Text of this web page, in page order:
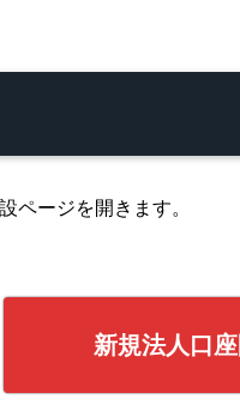
ページを開きます。
新規法人口